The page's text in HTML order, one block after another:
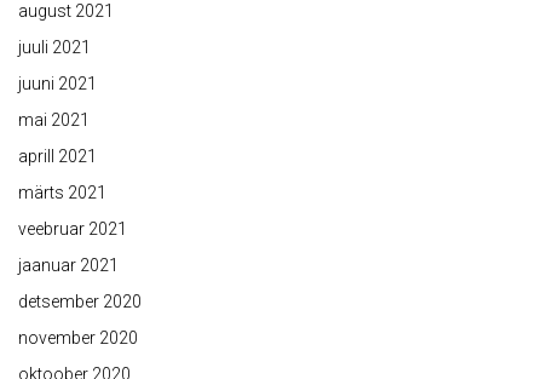
august 2021
juuli 2021
juuni 2021
mai 2021
aprill 2021
märts 2021
veebruar 2021
jaanuar 2021
detsember 2020
november 2020
oktoober 2020